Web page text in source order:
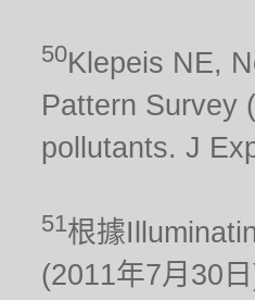
50Klepeis NE,
Pattern Survey
pollutants. J
51根據
(2011年7月30日